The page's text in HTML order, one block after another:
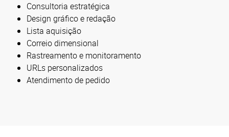
Consultoria estratégica
Design gráfico e redação
Lista aquisição
Correio dimensional
Rastreamento e monitoramento
URLs personalizados
Atendimento de pedido